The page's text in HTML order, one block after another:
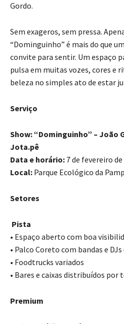
Gordo.
Sem exageros, sem pressa.
“Dominguinho” é mais do que
convite para sentir. Um espaço
pulsa em muitas vozes, cores e
beleza no simples ato de estar
Serviço
Show: “Dominguinho” – João
Jota.pê
Data e horário: 7 de fevereiro
Local: Parque Ecológico da
Setores
Pista
• Espaço aberto com boa
• Palco Coreto com bandas e
• Foodtrucks variados
• Bares e caixas distribuídos por
Premium